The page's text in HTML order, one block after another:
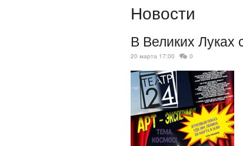
Новости
В Великих Луках
20 марта 17:00 0